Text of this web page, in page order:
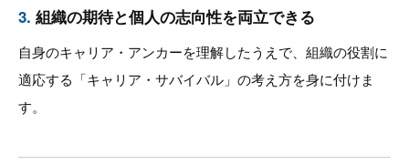
3. 組織の期待と個人の志向性を両立できる
自身のキャリア・アンカーを理解したうえで、組織の役割に
適応する「キャリア・サバイバル」の考え方を身に付けま
す。